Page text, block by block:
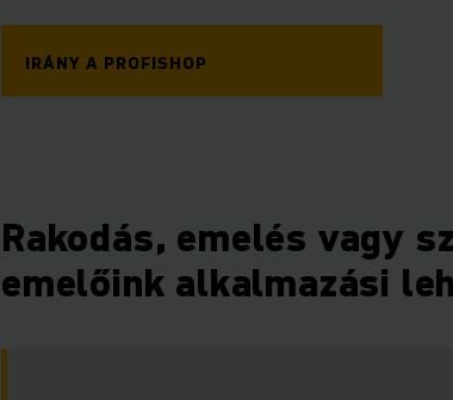
IRÁNY A PROFISHOP
Rakodás, emelés vagy
emelőink alkalmazási